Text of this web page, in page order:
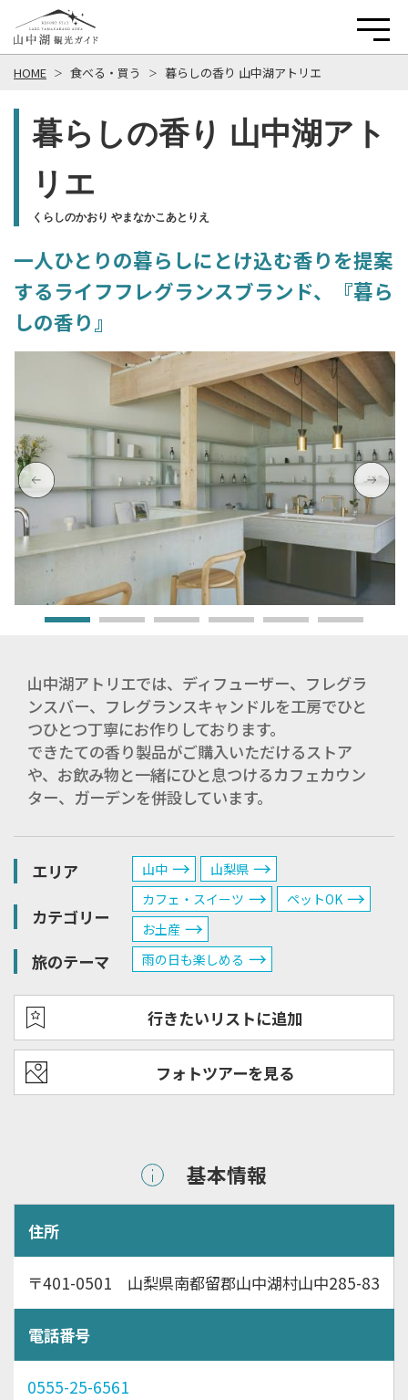
HOME 食べる・買う 暮らしの香り 山中湖アトリエ
暮らしの香り 山中湖アト
リエ
くらしのかおり やまなかこあとりえ
一人ひとりの暮らしにとけ込む香りを提案
するライフフレグランスブランド、『暮ら
しの香り』
山中湖アトリエでは、ディフューザー、フレグラ
ンスバー、フレグランスキャンドルを工房でひと
つひとつ丁寧にお作りしております。
できたての香り製品がご購入いただけるストア
や、お飲み物と一緒にひと息つけるカフェカウン
ター、ガーデンを併設しています。
エリア 山中 山梨県
カテゴリー
カフェ・スイーツ
ペットOK
お土産
旅のテーマ 雨の日も楽しめる
行きたいリストに追加
フォトツアーを見る
基本情報
住所
〒401-0501 山梨県南都留郡山中湖村山中285-83
電話番号
0555-25-6561